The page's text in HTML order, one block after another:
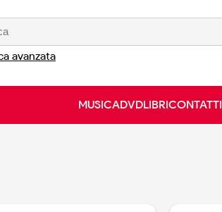
avanzata
MUSICADVDLIBRICONTATTI